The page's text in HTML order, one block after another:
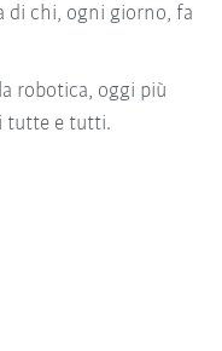
di chi, ogni giorno, fa
robotica, oggi più
tutte e tutti.